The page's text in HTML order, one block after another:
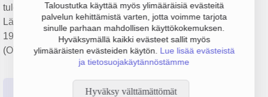
Taloustutka käyttää myös ylimääräisiä evästeitä
palvelun kehittämistä varten, jotta voimme tarjota
sinulle parhaan mahdollisen käyttökokemuksen.
Hyväksymällä kaikki evästeet sallit myös
ylimääräisten evästeiden käytön. Lue lisää evästeistä
ja tietosuojakäytännöstämme
Hyväksy välttämättömät
tulos 242 000 € ja henkilöstömäärä 3. Sen päätoimiala on
Lääkinnällisten tuotteiden tukkukauppa, perustamisvuosi
1978 ja sijainti Helsinki. Yrityksen yhtiömuoto Osakeyhtiö
(OY).
Tilinpäätösluvut Päättäjätiedot